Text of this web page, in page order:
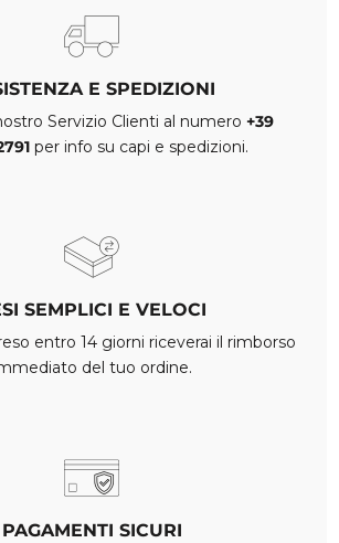
E SPEDIZIONI
Servizio Clienti al numero +39
per info su capi e spedizioni.
SEMPLICI E VELOCI
entro 14 giorni riceverai il rimborso
del tuo ordine.
PAGAMENTI SICURI